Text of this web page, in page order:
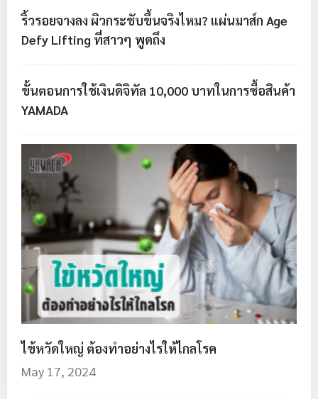
ริ้วรอยจางลง ผิวกระชับขึ้นจริงไหม? แผ่นมาส์ก Age
Defy Lifting ที่สาวๆ พูดถึง
ขั้นตอนการใช้เงินดิจิทัล 10,000 บาทในการซื้อสินค้า
YAMADA
ไข้หวัดใหญ่ ต้องทำอย่างไรให้ไกลโรค
May 17, 2024